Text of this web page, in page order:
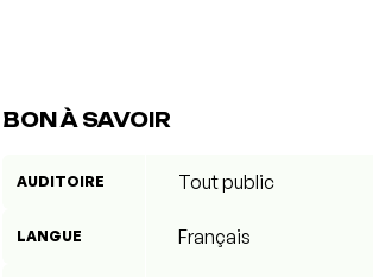
BON À SAVOIR
AUDITOIRE Tout public
LANGUE Français